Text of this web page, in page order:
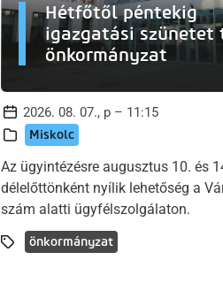
Hétfőtől péntekig
igazgatási szünetet
önkormányzat
2026. 08. 07., p – 11:15
Miskolc
Az ügyintézésre augusztus 10. és
délelőttönként nyílik lehetőség a
szám alatti ügyfélszolgálaton.
önkormányzat